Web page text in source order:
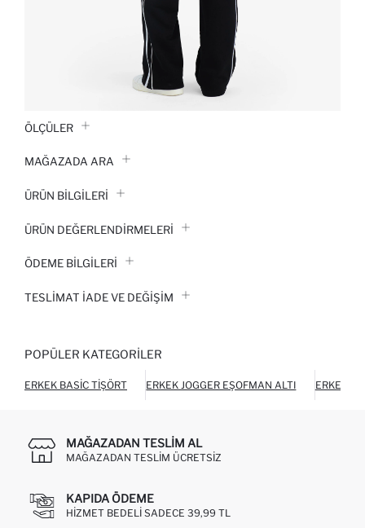
ÖLÇÜLER
MAĞAZADA ARA
ÜRÜN BILGILERI
ÜRÜN DEĞERLENDİRMELERİ
ÖDEME BİLGİLERİ
TESLIMAT İADE VE DEĞIŞIM
POPÜLER KATEGORILER
ERKEK BASIC TIŞÖRT ERKEK JOGGER EŞOFMAN ALTI ERKEK
MAĞAZADAN TESLIM AL
MAĞAZADAN TESLIM ÜCRETSIZ
KAPIDA ÖDEME
HIZMET BEDELI SADECE 39,99 TL